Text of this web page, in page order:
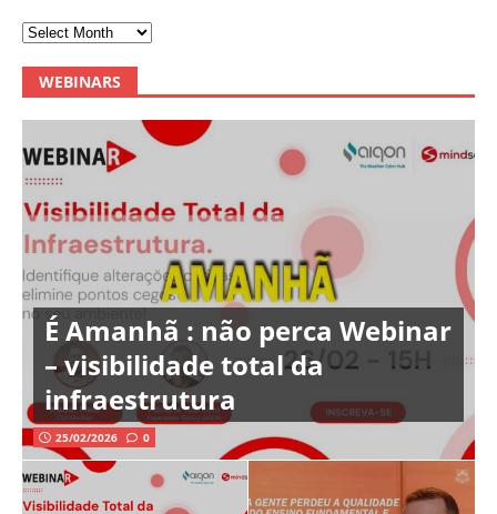
WEBINARS
É Amanhã : não perca Webinar
– visibilidade total da
infraestrutura
25/02/2026 0